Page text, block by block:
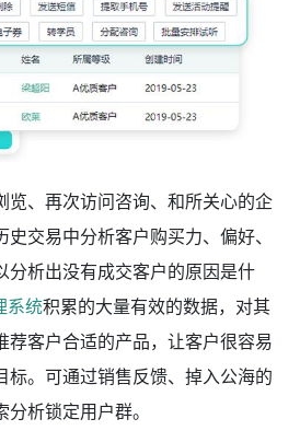
览、再次访问咨询、和所关心的企
交易中分析客户购买力、偏好、
分析出没有成交客户的原因是什
系统积累的大量有效的数据，对其
荐客户合适的产品，让客户很容易
标。可通过销售反馈、掉入公海的
析锁定用户群。